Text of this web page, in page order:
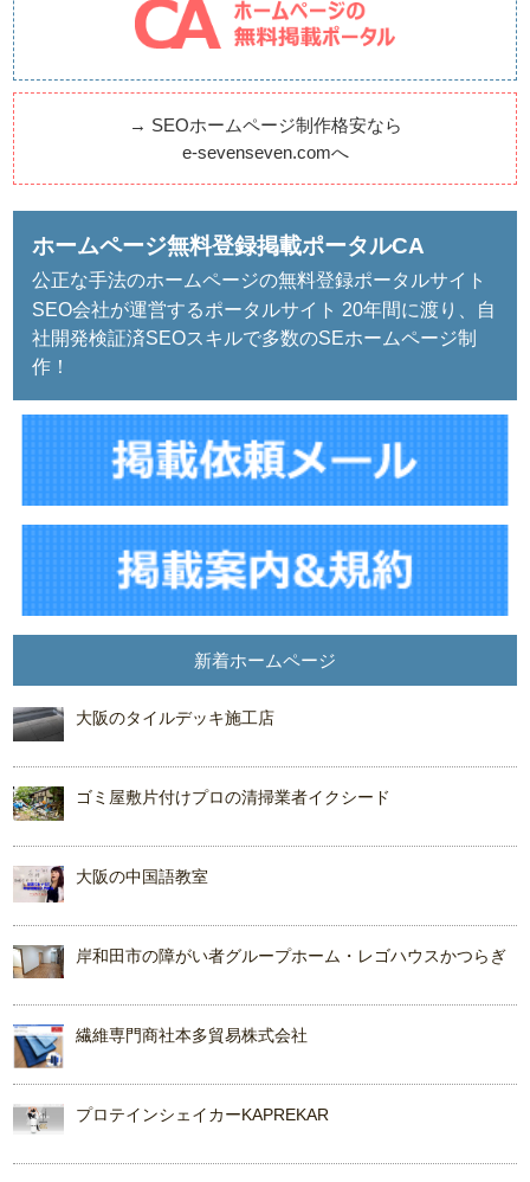
→ SEOホームページ制作格安なら
e-sevenseven.comへ
ホームページ無料登録掲載ポータルCA
公正な手法のホームページの無料登録ポータルサイト
SEO会社が運営するポータルサイト 20年間に渡り、自
社開発検証済SEOスキルで多数のSEホームページ制
作！
新着ホームページ
大阪のタイルデッキ施工店
ゴミ屋敷片付けプロの清掃業者イクシード
大阪の中国語教室
岸和田市の障がい者グループホーム・レゴハウスかつらぎ
繊維専門商社本多貿易株式会社
プロテインシェイカーKAPREKAR